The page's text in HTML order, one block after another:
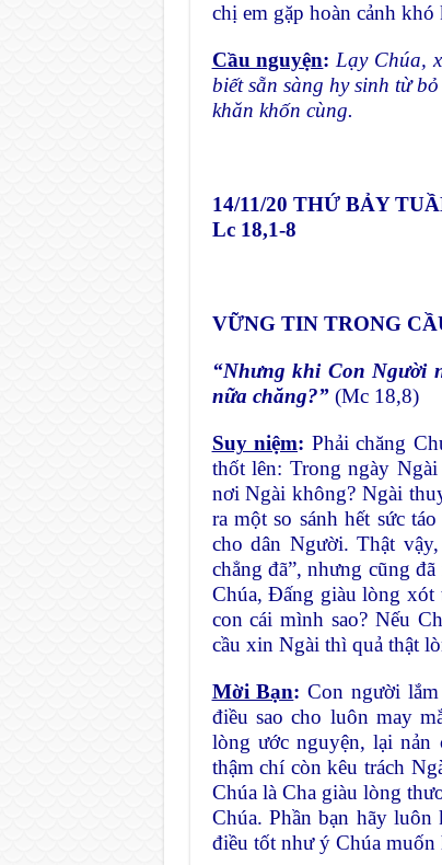
chị em gặp hoàn cảnh
Cầu nguyện: Lạy Chúa,
biết sẵn sàng hy sinh từ
khăn khốn cùng.
14/11/20 THỨ BẢY
Lc 18,1-8
VỮNG TIN TRONG
“Nhưng khi Con Người
nữa chăng?” (Mc 18,8)
Suy niệm: Phải chăng
thốt lên: Trong ngày
nơi Ngài không? Ngài
ra một so sánh hết sức
cho dân Người. Thật
chẳng đã”, nhưng cũng
Chúa, Đấng giàu lòng xót
con cái mình sao? Nếu
cầu xin Ngài thì quả thật
Mời Bạn: Con người
điều sao cho luôn may
lòng ước nguyện, lại nản
thậm chí còn kêu trách
Chúa là Cha giàu lòng
Chúa. Phần bạn hãy
điều tốt như ý Chúa